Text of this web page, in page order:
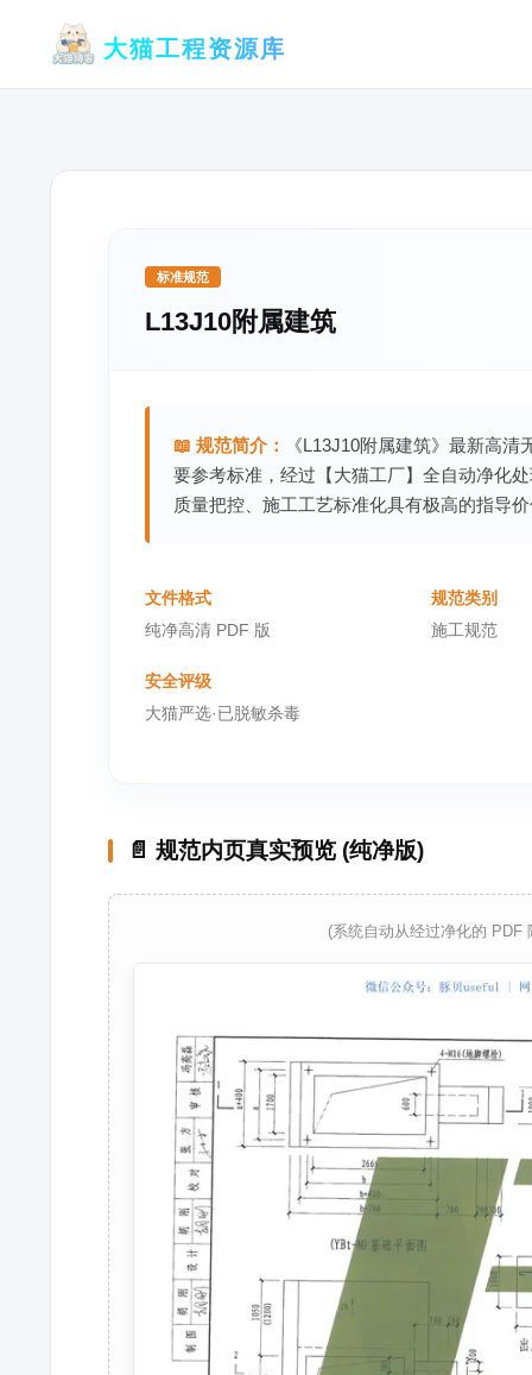
大猫工程资源库
标准规范
L13J10附属建筑
📖 规范简介：
《L13J10附属建筑》最新高
要参考标准，经过【大猫工厂】全自动净化
质量把控、施工工艺标准化具有极高的指导
文件格式
纯净高清 PDF 版
规范类别
施工规范
安全评级
大猫严选·已脱敏杀毒
📄 规范内页真实预览 (纯净版)
(系统自动从经过净化的 PDF